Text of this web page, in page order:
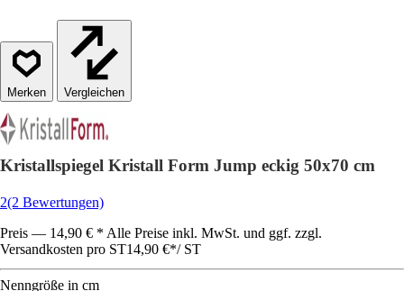
Vergleichen
Kristallspiegel Kristall Form Jump eckig 50x70 cm
2(2 Bewertungen)
Preis — 14,90 € * Alle Preise inkl. MwSt. und ggf. zzgl.
Versandkosten pro ST14,90 €*/ ST
Nenngröße in cm